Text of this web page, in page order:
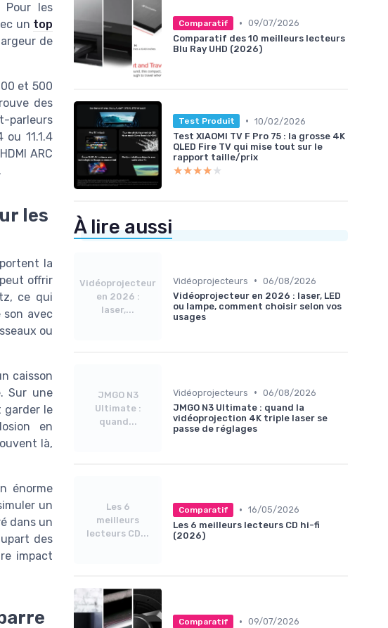
Pour les
un top
de
et 500
des
parleurs
11.1.4
ARC
les
la
offrir
ce qui
son avec
ou
caisson
Sur une
garder le
en
là,
énorme
un
dans un
des
impact
Comparatif • 09/07/2026
Comparatif des 10 meilleurs lecteurs
Blu Ray UHD (2026)
Test Produit • 10/02/2026
Test XIAOMI TV F Pro 75 : la grosse 4K
QLED Fire TV qui mise tout sur le
rapport taille/prix
★★★★★
★★★★★
À lire aussi
Vidéoprojecteur
en 2026 :
laser,...
Vidéoprojecteurs • 06/08/2026
Vidéoprojecteur en 2026 : laser, LED
ou lampe, comment choisir selon vos
usages
JMGO N3
Ultimate :
quand...
Vidéoprojecteurs • 06/08/2026
JMGO N3 Ultimate : quand la
vidéoprojection 4K triple laser se
passe de réglages
Les 6
meilleurs
lecteurs CD...
Comparatif • 16/05/2026
Les 6 meilleurs lecteurs CD hi-fi
(2026)
Comparatif • 09/07/2026